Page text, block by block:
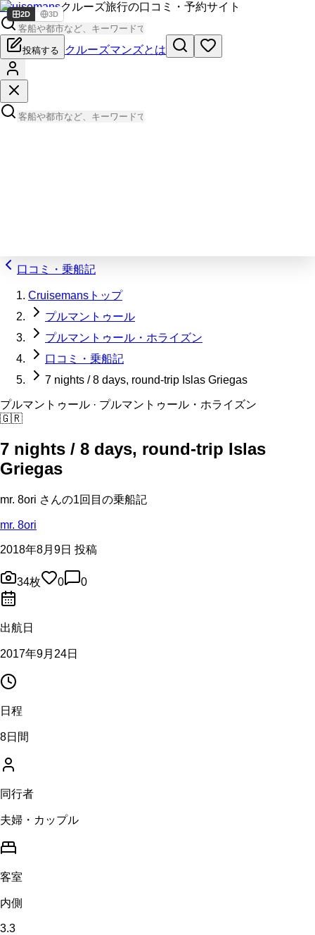
Cruisemansクルーズ旅行の口コミ・予約サイト
投稿する クルーズマンズとは
口コミ・乗船記
Cruisemansトップ
プルマントゥール
プルマントゥール・ホライズン
口コミ・乗船記
7 nights / 8 days, round-trip Islas Griegas
プルマントゥール · プルマントゥール・ホライズン
🇬🇷
7 nights / 8 days, round-trip Islas
Griegas
mr. 8ori さんの1回目の乗船記
mr. 8ori
2018年8月9日 投稿
34枚 0 0
出航日
2017年9月24日
日程
8日間
同行者
夫婦・カップル
客室
内側
3.3
2D 3D